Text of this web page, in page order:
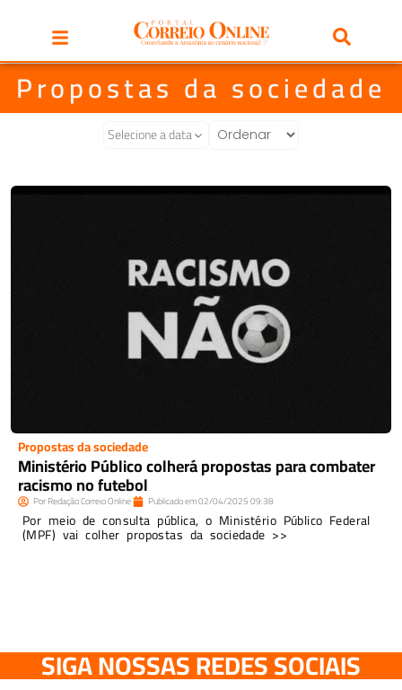
Propostas da sociedade
Selecione a data
Propostas da sociedade
Ministério Público colherá propostas para combater
racismo no futebol
PorRedação Correio Online Publicado em02/04/202509:38
Por meio de consulta pública, o Ministério Público Federal
(MPF) vai colher propostas da sociedade >>
SIGA NOSSAS REDES SOCIAIS